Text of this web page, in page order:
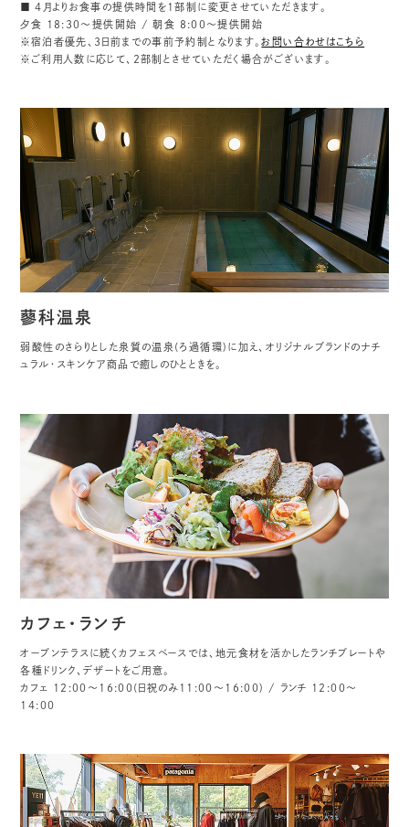
■ 4月よりお食事の提供時間を1部制に変更させていただきます。
夕食 18:30〜提供開始 / 朝食 8:00〜提供開始
※宿泊者優先、3日前までの事前予約制となります。お問い合わせはこちら
※ご利用人数に応じて、2部制とさせていただく場合がございます。
蓼科温泉
弱酸性のさらりとした泉質の温泉(ろ過循環)に加え、オリジナルブランドのナチ
ュラル・スキンケア商品で癒しのひとときを。
カフェ・ランチ
オープンテラスに続くカフェスペースでは、地元食材を活かしたランチプレートや
各種ドリンク、デザートをご用意。
カフェ 12:00〜16:00(日祝のみ11:00〜16:00) / ランチ 12:00〜
14:00